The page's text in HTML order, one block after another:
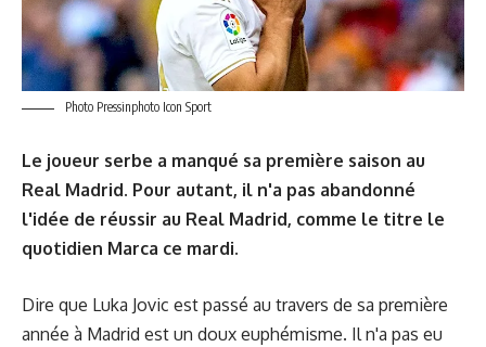
Photo Pressinphoto Icon Sport
Le joueur serbe a manqué sa première saison au
Real Madrid. Pour autant, il n'a pas abandonné
l'idée de réussir au Real Madrid, comme le titre le
quotidien Marca ce mardi.
Dire que Luka Jovic est passé au travers de sa première
année à Madrid est un doux euphémisme. Il n'a pas eu